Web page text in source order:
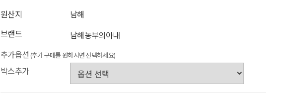
원산지
남해
브랜드
남해농부의아내
추가옵션 (추가 구매를 원하시면 선택하세요)
박스추가